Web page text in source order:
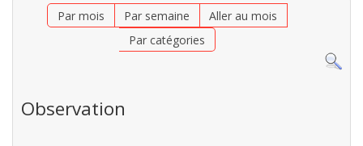
Par mois Par semaine
Aller au mois
Par catégories
Observation